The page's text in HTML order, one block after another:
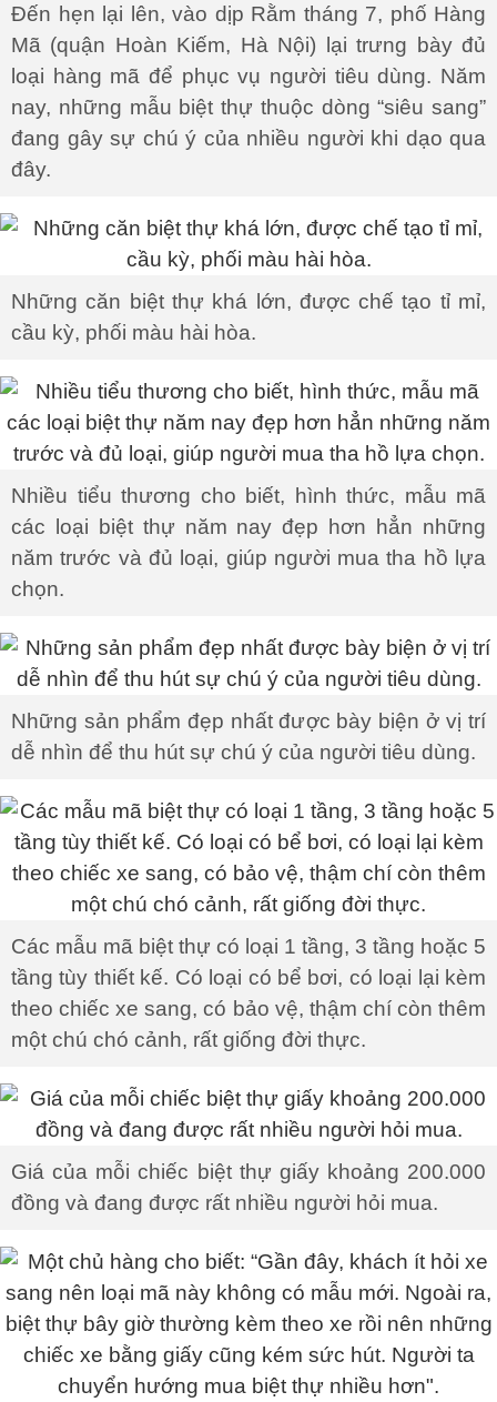
Đến hẹn lại lên, vào dịp Rằm tháng 7, phố Hàng
Mã (quận Hoàn Kiếm, Hà Nội) lại trưng bày đủ
loại hàng mã để phục vụ người tiêu dùng. Năm
nay, những mẫu biệt thự thuộc dòng “siêu sang”
đang gây sự chú ý của nhiều người khi dạo qua
đây.
Những căn biệt thự khá lớn, được chế tạo tỉ mỉ,
cầu kỳ, phối màu hài hòa.
Nhiều tiểu thương cho biết, hình thức, mẫu mã
các loại biệt thự năm nay đẹp hơn hẳn những
năm trước và đủ loại, giúp người mua tha hồ lựa
chọn.
Những sản phẩm đẹp nhất được bày biện ở vị trí
dễ nhìn để thu hút sự chú ý của người tiêu dùng.
Các mẫu mã biệt thự có loại 1 tầng, 3 tầng hoặc 5
tầng tùy thiết kế. Có loại có bể bơi, có loại lại kèm
theo chiếc xe sang, có bảo vệ, thậm chí còn thêm
một chú chó cảnh, rất giống đời thực.
Giá của mỗi chiếc biệt thự giấy khoảng 200.000
đồng và đang được rất nhiều người hỏi mua.